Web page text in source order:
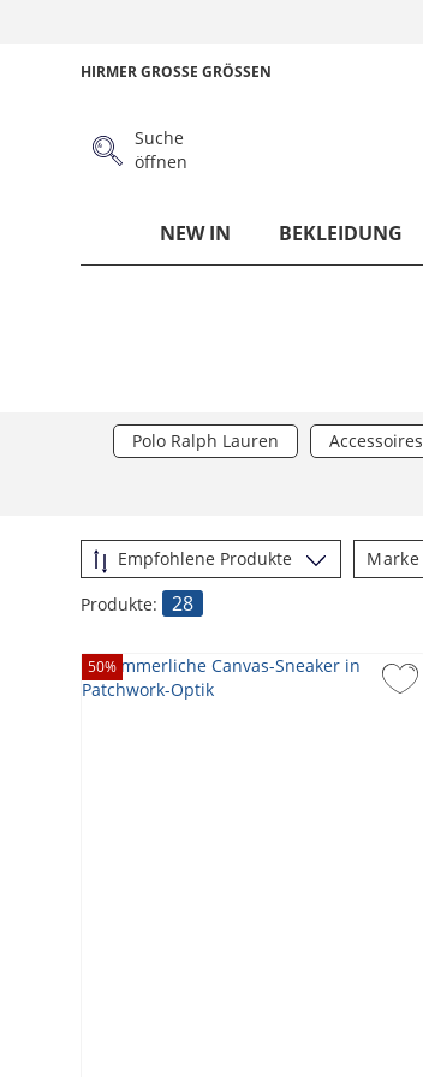
HIRMER GROSSE GRÖSSEN
Suche
öffnen
NEW IN BEKLEIDUNG
Polo Ralph Lauren Accessoires
Marke
Produkte:
28
50%